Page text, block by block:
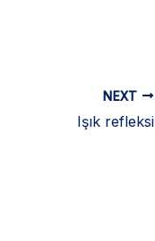
NEXT
Işık refleksi